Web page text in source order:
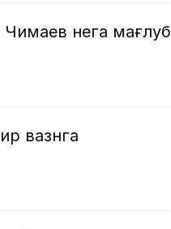
нега мағлуб
вазнга